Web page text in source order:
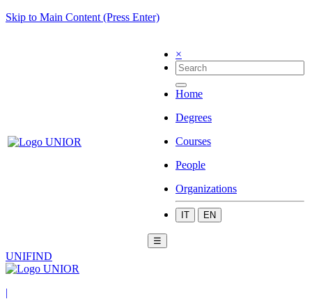
Skip to Main Content (Press Enter)
×
Home
Degrees
Courses
People
Organizations
IT EN
☰
UNIFIND
|